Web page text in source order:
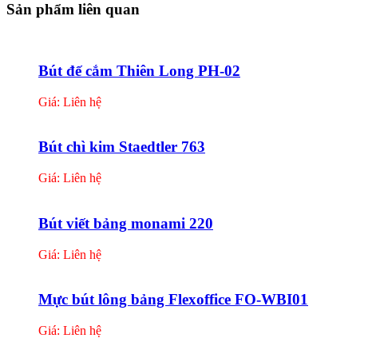
Sản phẩm liên quan
Bút đế cắm Thiên Long PH-02
Giá: Liên hệ
Bút chì kim Staedtler 763
Giá: Liên hệ
Bút viết bảng monami 220
Giá: Liên hệ
Mực bút lông bảng Flexoffice FO-WBI01
Giá: Liên hệ